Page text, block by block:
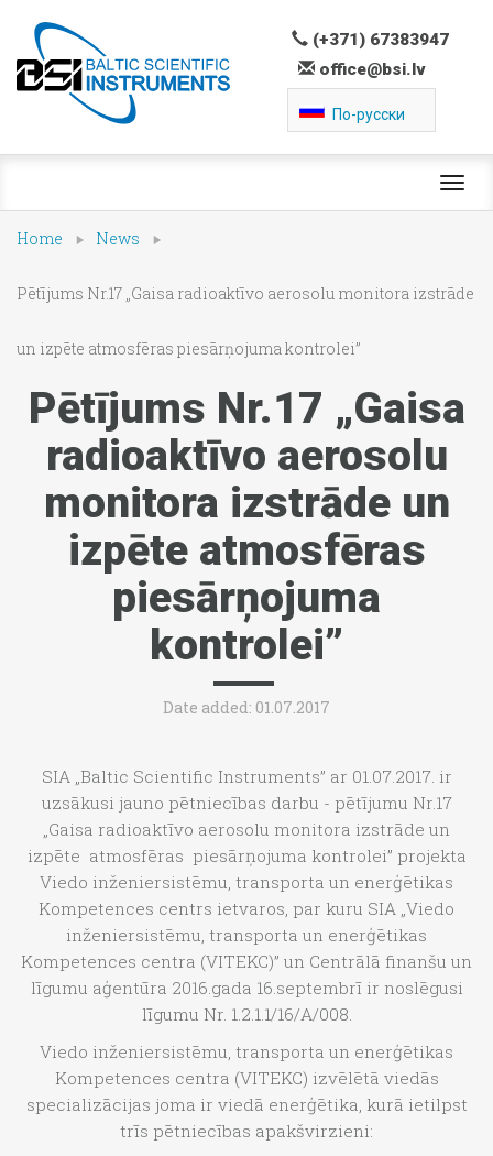
(+371) 67383947
office@bsi.lv
По-русски
Home News
Pētījums Nr.17 „Gaisa radioaktīvo aerosolu monitora izstrāde
un izpēte atmosfēras piesārņojuma kontrolei”
Pētījums Nr.17 „Gaisa
radioaktīvo aerosolu
monitora izstrāde un
izpēte atmosfēras
piesārņojuma
kontrolei”
Date added: 01.07.2017
SIA „Baltic Scientific Instruments” ar 01.07.2017. ir
uzsākusi jauno pētniecības darbu - pētījumu Nr.17
„Gaisa radioaktīvo aerosolu monitora izstrāde un
izpēte atmosfēras piesārņojuma kontrolei” projekta
Viedo inženiersistēmu, transporta un enerģētikas
Kompetences centrs ietvaros, par kuru SIA „Viedo
inženiersistēmu, transporta un enerģētikas
Kompetences centra (VITEKC)” un Centrālā finanšu un
līgumu aģentūra 2016.gada 16.septembrī ir noslēgusi
līgumu Nr. 1.2.1.1/16/A/008.
Viedo inženiersistēmu, transporta un enerģētikas
Kompetences centra (VITEKC) izvēlētā viedās
specializācijas joma ir viedā enerģētika, kurā ietilpst
trīs pētniecības apakšvirzieni: